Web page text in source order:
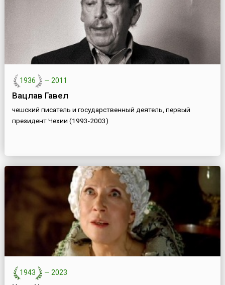
1936 — 2011
Вацлав Гавел
чешский писатель и государственный деятель, первый
президент Чехии (1993-2003)
1943 — 2023